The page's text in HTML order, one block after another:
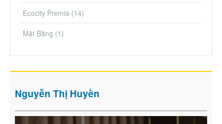
Ecocity Premia (14)
Mặt Bằng (1)
Nguyễn Thị Huyền